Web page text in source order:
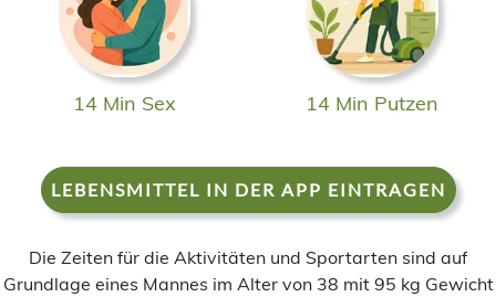
14 Min Sex 14 Min Putzen
LEBENSMITTEL IN DER APP EINTRAGEN
Die Zeiten für die Aktivitäten und Sportarten sind auf
Grundlage eines Mannes im Alter von 38 mit 95 kg Gewicht